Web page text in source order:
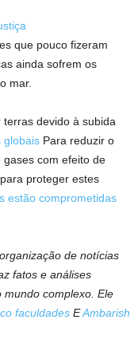
que pouco fizeram
ainda sofrem os
mar.
devido à subida
globais Para reduzir o
com efeito de
proteger estes
estão comprometidas
de notícias
fatos e análises
complexo. Ele
faculdades EAmbarish